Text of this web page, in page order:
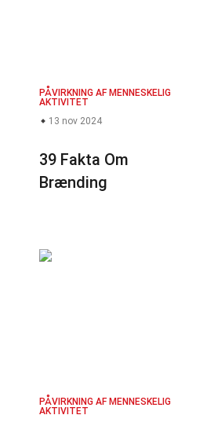
PÅVIRKNING AF MENNESKELIG
AKTIVITET
13 nov 2024
39 Fakta Om
Brænding
PÅVIRKNING AF MENNESKELIG
AKTIVITET